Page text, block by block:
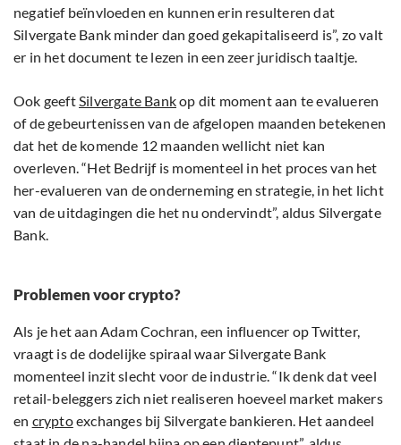
negatief beïnvloeden en kunnen erin resulteren dat
Silvergate Bank minder dan goed gekapitaliseerd is”, zo valt
er in het document te lezen in een zeer juridisch taaltje.
Ook geeftSilvergate Bankop dit moment aan te evalueren
of de gebeurtenissen van de afgelopen maanden betekenen
dat het de komende 12 maanden wellicht niet kan
overleven. “Het Bedrijf is momenteel in het proces van het
her-evalueren van de onderneming en strategie, in het licht
van de uitdagingen die het nu ondervindt”, aldus Silvergate
Bank.
Problemen voor crypto?
Als je het aan Adam Cochran, een influencer op Twitter,
vraagt is de dodelijke spiraal waar Silvergate Bank
momenteel inzit slecht voor de industrie. “Ik denk dat veel
retail-beleggers zich niet realiseren hoeveel market makers
en cryptoexchanges bij Silvergate bankieren. Het aandeel